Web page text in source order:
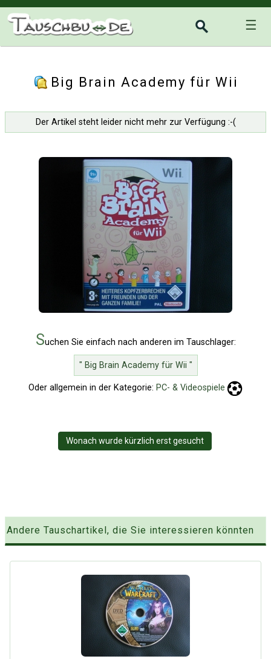
☰
Big Brain Academy für Wii
Der Artikel steht leider nicht mehr zur Verfügung :-(
Suchen Sie einfach nach anderen im Tauschlager:
" Big Brain Academy für Wii "
Oder allgemein in der Kategorie: PC- & Videospiele
Wonach wurde kürzlich erst gesucht
Andere Tauschartikel, die Sie interessieren könnten